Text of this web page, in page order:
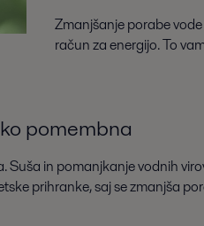
Zmanjšanje porabe
račun za energijo. To
pomembna
Suša in pomanjkanje vodnih
prihranke, saj se zmanjša